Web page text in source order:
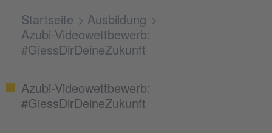
Startseite
Ausbildung
Azubi-Videowettbewerb:
#GiessDirDeineZukunft
Azubi-Videowettbewerb:
#GiessDirDeineZukunft